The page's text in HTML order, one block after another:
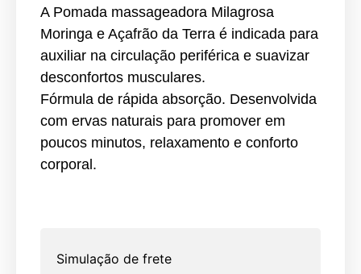
A Pomada massageadora Milagrosa
Moringa e Açafrão da Terra é indicada para
auxiliar na circulação periférica e suavizar
desconfortos musculares.
Fórmula de rápida absorção. Desenvolvida
com ervas naturais para promover em
poucos minutos, relaxamento e conforto
corporal.
Simulação de frete